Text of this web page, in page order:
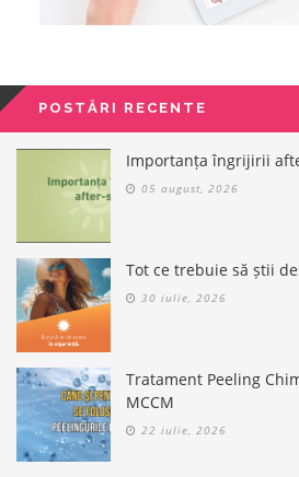
POSTĂRI RECENTE
Importanța îngrijirii
05 august, 2026
Tot ce trebuie să știi
30 iulie, 2026
Tratament Peeling
MCCM
22 iulie, 2026